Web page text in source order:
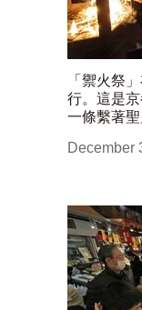
「禦火祭
行。這是
一條繫著聖
December